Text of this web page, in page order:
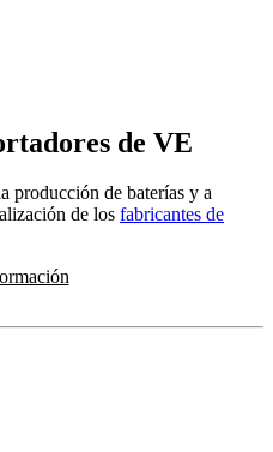
de VE
producción de baterías y a
de los fabricantes de